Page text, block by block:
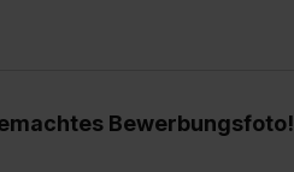
Bewerbungsfoto!